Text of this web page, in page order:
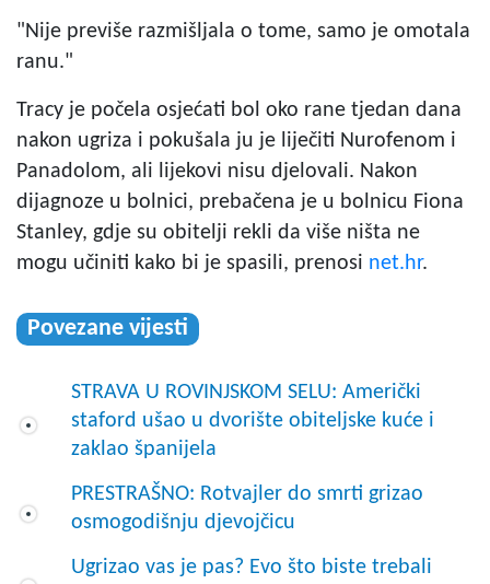
"Nije previše razmišljala o tome, samo je omotala
ranu."
Tracy je počela osjećati bol oko rane tjedan dana
nakon ugriza i pokušala ju je liječiti Nurofenom i
Panadolom, ali lijekovi nisu djelovali. Nakon
dijagnoze u bolnici, prebačena je u bolnicu Fiona
Stanley, gdje su obitelji rekli da više ništa ne
mogu učiniti kako bi je spasili, prenosi net.hr.
Povezane vijesti
STRAVA U ROVINJSKOM SELU: Američki
staford ušao u dvorište obiteljske kuće i
zaklao španijela
PRESTRAŠNO: Rotvajler do smrti grizao
osmogodišnju djevojčicu
Ugrizao vas je pas? Evo što biste trebali